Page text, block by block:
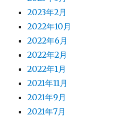
2023年2月
2022年10月
2022年6月
2022年2月
2022年1月
2021年11月
2021年9月
2021年7月